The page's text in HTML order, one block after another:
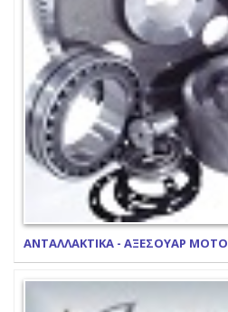
ΑΝΤΑΛΛΑΚΤΙΚΑ - ΑΞΕΣΟΥΑΡ ΜΟΤΟ